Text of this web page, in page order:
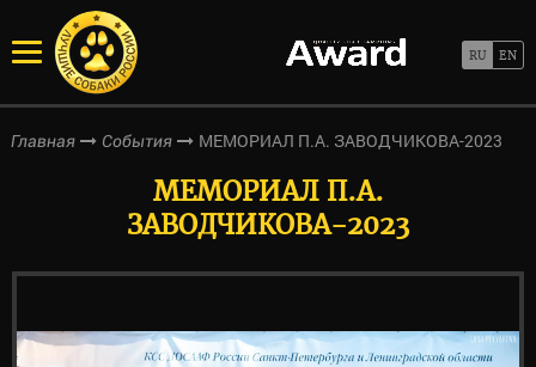
Главная События МЕМОРИАЛ П.А. ЗАВОДЧИКОВА-2023
МЕМОРИАЛ П.А.
ЗАВОДЧИКОВА-2023